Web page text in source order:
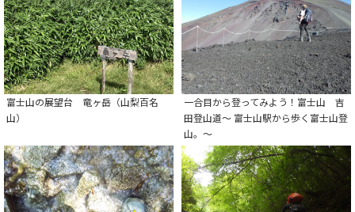
富士山の展望台 竜ヶ岳（山梨百名
山）
一合目から登ってみよう！富士山 吉
田登山道～ 富士山駅から歩く富士山登
山。～